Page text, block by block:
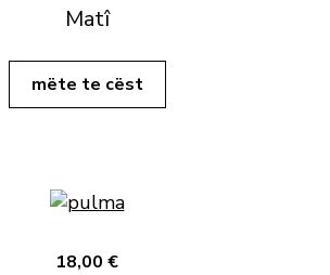
Matî
mëte te cëst
18,00 €